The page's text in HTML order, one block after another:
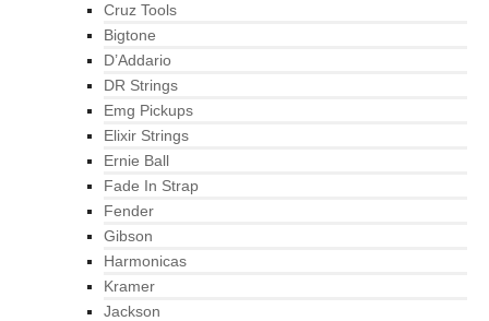
Cruz Tools
Bigtone
D’Addario
DR Strings
Emg Pickups
Elixir Strings
Ernie Ball
Fade In Strap
Fender
Gibson
Harmonicas
Kramer
Jackson